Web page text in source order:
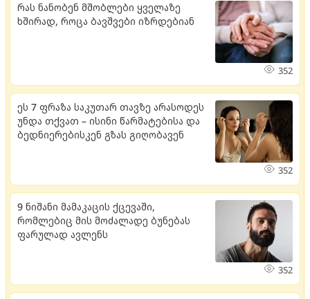
რას ნანობენ მშობლები ყველაზე
ხშირად, როცა ბავშვები იზრდებიან
352
ეს 7 ფრაზა საკუთარ თავზე არასოდეს
უნდა თქვათ – ისინი წარმატებისა და
ბედნიერებისკენ გზას გიღობავენ
352
9 ნიშანი მამაკაცის ქცევაში,
რომლებიც მის მოძალადე ბუნებას
ფარულად ავლენს
352